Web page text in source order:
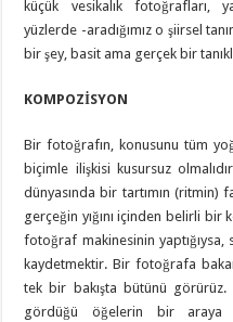
küçük vesikalık fotoğrafları,
yüzlerde -aradığımız o şiirsel
bir şey, basit ama gerçek bir
KOMPOZİSYON
Bir fotoğrafın, konusunu tüm
biçimle ilişkisi kusursuz
dünyasında bir tartımın (ritmin)
gerçeğin yığını içinden belirli
fotoğraf makinesinin
kaydetmektir. Bir fotoğrafa
tek bir bakışta bütünü
gördüğü öğelerin bir araya